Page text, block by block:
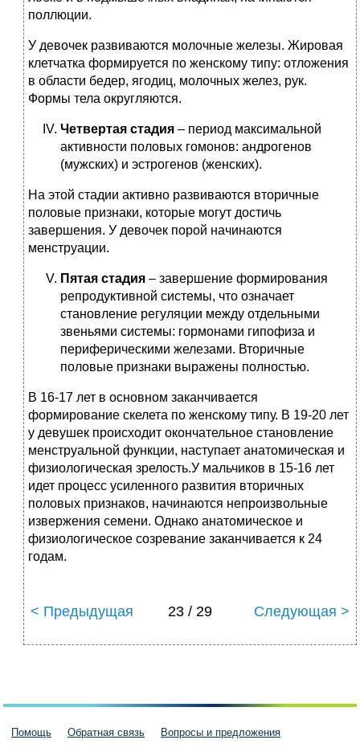
поллюции.
У девочек развиваются молочные железы. Жировая
клетчатка формируется по женскому типу: отложения
в области бедер, ягодиц, молочных желез, рук.
Формы тела округляются.
Четвертая стадия – период максимальной
активности половых гомонов: андрогенов
(мужских) и эстрогенов (женских).
На этой стадии активно развиваются вторичные
половые признаки, которые могут достичь
завершения. У девочек порой начинаются
менструации.
Пятая стадия – завершение формирования
репродуктивной системы, что означает
становление регуляции между отдельными
звеньями системы: гормонами гипофиза и
периферическими железами. Вторичные
половые признаки выражены полностью.
В 16-17 лет в основном заканчивается
формирование скелета по женскому типу. В 19-20 лет
у девушек происходит окончательное становление
менструальной функции, наступает анатомическая и
физиологическая зрелость.У мальчиков в 15-16 лет
идет процесс усиленного развития вторичных
половых признаков, начинаются непроизвольные
извержения семени. Однако анатомическое и
физиологическое созревание заканчивается к 24
годам.
< Предыдущая 23 / 29 Следующая >
Помощь Обратная связь Вопросы и предложения